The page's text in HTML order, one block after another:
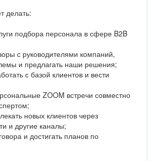
делать:
подбора персонала в сфере B2B
с руководителями компаний,
и предлагать наши решения;
с базой клиентов и вести
ZOOM встречи совместно
новых клиентов через
и другие каналы;
и достигать планов по